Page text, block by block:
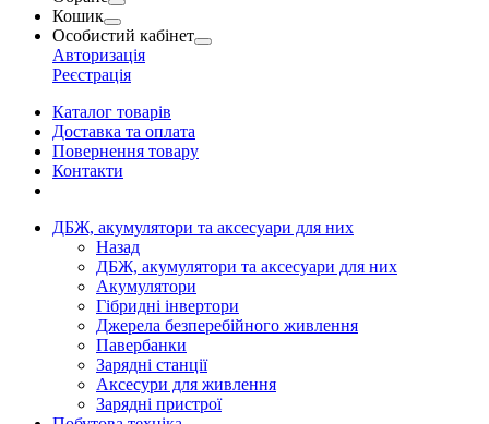
Кошик
Особистий кабінет
Авторизація
Реєстрація
Каталог товарів
Доставка та оплата
Повернення товару
Контакти
ДБЖ, акумулятори та аксесуари для них
Назад
ДБЖ, акумулятори та аксесуари для них
Акумулятори
Гібридні інвертори
Джерела безперебійного живлення
Павербанки
Зарядні станції
Аксесури для живлення
Зарядні пристрої